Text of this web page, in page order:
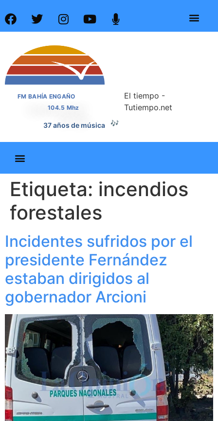
FM BAHÍA ENGAÑO
104.5 Mhz
37 años de música 🎶
El tiempo -
Tutiempo.net
Etiqueta: incendios
forestales
Incidentes sufridos por el
presidente Fernández
estaban dirigidos al
gobernador Arcioni